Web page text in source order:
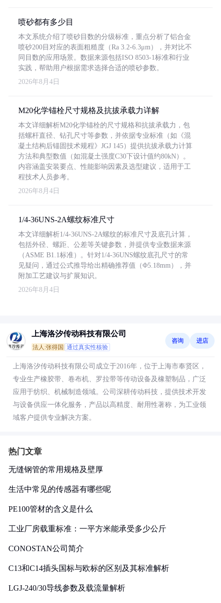
喷砂都有多少目
本文系统介绍了喷砂目数的分级标准，重点分析了铝合金
喷砂200目对应的表面粗糙度（Ra 3.2-6.3μm），并对比不
同目数的应用场景。数据来源包括ISO 8503-1标准和行业
实践，帮助用户根据需求选择合适的喷砂参数。
2026年8月4日
M20化学锚栓尺寸规格及抗拔承载力详解
本文详细解析M20化学锚栓的尺寸规格和抗拔承载力，包
括螺杆直径、钻孔尺寸等参数，并依据专业标准（如《混
凝土结构后锚固技术规程》JGJ 145）提供抗拔承载力计算
方法和典型数值（如混凝土强度C30下设计值约80kN）。
内容涵盖安装要点、性能影响因素及选型建议，适用于工
程技术人员参考。
2026年8月4日
1/4-36UNS-2A螺纹标准尺寸
本文详细解析1/4-36UNS-2A螺纹的标准尺寸及底孔计算，
包括外径、螺距、公差等关键参数，并提供专业数据来源
（ASME B1.1标准）。针对1/4-36UNS螺纹底孔尺寸的常
见疑问，通过公式推导给出精确推荐值（Φ5.18mm），并
附加工艺建议与扩展知识。
2026年8月4日
上海洛汐传动科技有限公司
法人:张得国 通过真实性核验
咨询 进店
上海洛汐传动科技有限公司成立于2016年，位于上海市奉贤区，
专业生产橡胶带、卷布机、罗拉带等传动设备及橡塑制品，广泛
应用于纺织、机械制造领域。公司深耕传动科技，提供技术开发
与设备供应一体化服务，产品以高精度、耐用性著称，为工业领
域客户提供专业解决方案。
热门文章
无缝钢管的常用规格及壁厚
生活中常见的传感器有哪些呢
PE100管材的含义是什么
工业厂房载重标准：一平方米能承受多少公斤
CONOSTAN公司简介
C13和C14插头国标与欧标的区别及其标准解析
LGJ-240/30导线参数及载流量解析